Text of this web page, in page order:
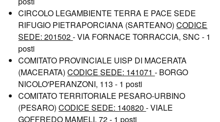
CIRCOLO LEGAMBIENTE TERRA E PACE SEDE
RIFUGIO PIETRAPORCIANA (SARTEANO)CODICE
SEDE: 201502- VIA FORNACE TORRACCIA, SNC - 1
posti
COMITATO PROVINCIALE UISP DI MACERATA
(MACERATA)CODICE SEDE: 141071- BORGO
NICOLO'PERANZONI, 113 - 1 posti
COMITATO TERRITORIALE PESARO-URBINO
(PESARO)CODICE SEDE: 140820- VIALE
GOFFREDO MAMELI, 72 - 1 posti